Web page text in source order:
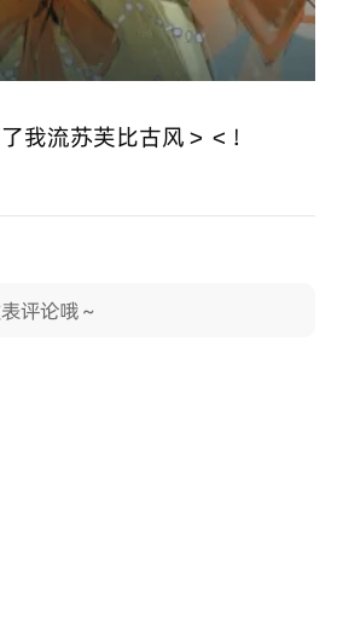
我流苏芙比古风＞＜！
评论哦～